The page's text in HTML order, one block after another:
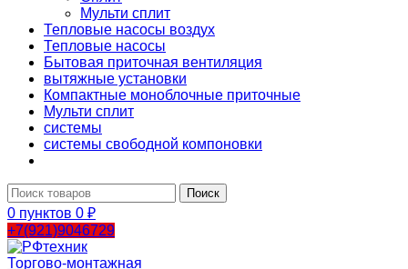
Мульти сплит
Тепловые насосы воздух
Тепловые насосы
Бытовая приточная вентиляция
вытяжные установки
Компактные моноблочные приточные
Мульти сплит
системы
системы свободной компоновки
Поиск
0 пунктов 0 ₽
+7(921)9046729